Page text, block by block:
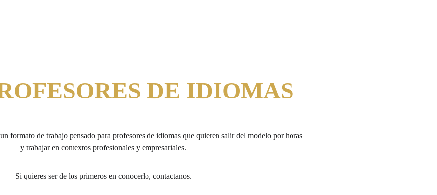
DE IDIOMAS
formato de trabajo pensado para profesores de idiomas que quieren salir del modelo por horas
y trabajar en contextos profesionales y empresariales.
Si quieres ser de los primeros en conocerlo, contactanos.